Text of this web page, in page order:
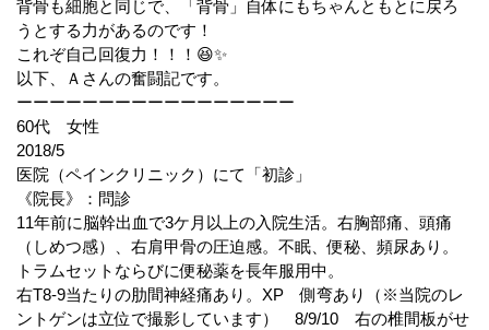
背骨も細胞と同じで、「背骨」自体にもちゃんともとに戻ろ
うとする力があるのです！
これぞ自己回復力！！！😆✨
以下、Ａさんの奮闘記です。
ーーーーーーーーーーーーーーーーー
60代 女性
2018/5
医院（ペインクリニック）にて「初診」
《院長》：問診
11年前に脳幹出血で3ケ月以上の入院生活。右胸部痛、頭痛
（しめつ感）、右肩甲骨の圧迫感。不眠、便秘、頻尿あり。
トラムセットならびに便秘薬を長年服用中。
右T8-9当たりの肋間神経痛あり。XP 側弯あり（※当院のレ
ントゲンは立位で撮影しています） 8/9/10 右の椎間板がせ